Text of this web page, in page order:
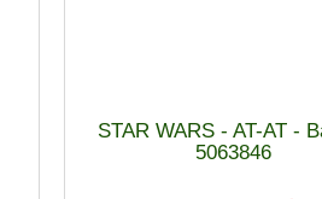
STAR WARS - AT-AT -
5063846